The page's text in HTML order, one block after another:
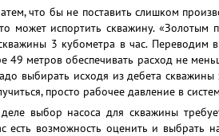
что бы не поставить слишком
может испортить скважину.
3 кубометра в час.
49 метров обеспечивать расход не
выбирать исходя из дебета
просто рабочее давление в
выбор насоса для скважины
есть возможность оценить и выбрать